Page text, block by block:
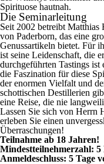
Spirituose hautnah.
Die Seminarleitung
Seit 2002 betreibt Matthias
von Paderborn, das eine
Genussartikeln bietet. Für
ist seine Leidenschaft, die
durchgeführten Tastings ist
die Faszination für diese
der enormen Vielfalt und
schottischen Destillerien
eine Reise, die nie
Lassen Sie sich von Herrn
erleben Sie einen
Überraschungen!
Teilnahme ab 18 Jahren!
Mindestteilnehmerzahl: 5
Anmeldeschluss: 5 Tage